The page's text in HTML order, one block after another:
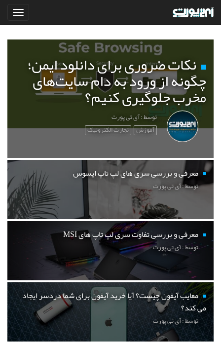
نکات ضروری برای دانلود ایمن؛
چگونه از ورود به دام سایت‌های
مخرب جلوگیری کنیم؟
توسط : آی تی پورت
آموزش تجارت الکترونیک
معرفی و بررسی سری های لپ تاپ ایسوس
توسط : آی تی پورت
معرفی و بررسی تفاوت سری لپ تاپ های MSI
توسط : آی تی پورت
معایب آیفون چیست؟ آیا خرید آیفون برای شما دردسر ایجاد
می کند؟
توسط : آی تی پورت